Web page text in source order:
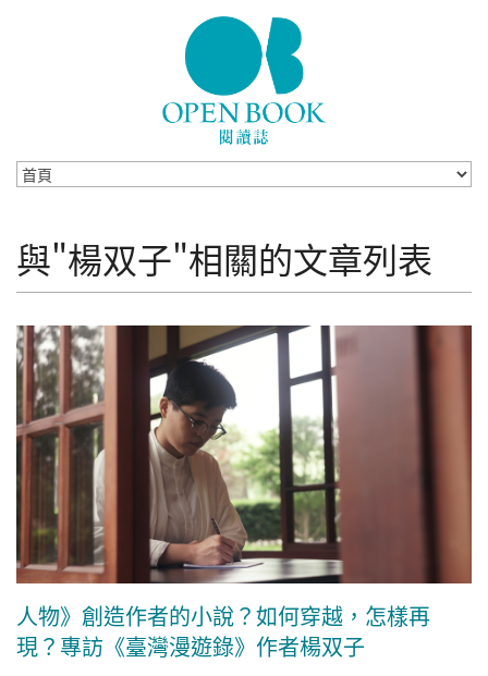
與"楊双子"相關的文章列表
人物》創造作者的小說？如何穿越，怎樣再
現？專訪《臺灣漫遊錄》作者楊双子